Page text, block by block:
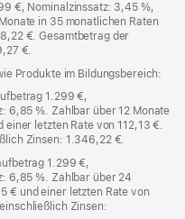
€, Nominalzinssatz: 3,45 %,
in 35 monatlichen Raten
€. Gesamtbetrag der
€.
Produkte im Bildungsbereich:
1.299 €,
6,85 %. Zahlbar über 12 Monate
einer letzten Rate von 112,13 €.
Zinsen: 1.346,22 €.
1.299 €,
6,85 %. Zahlbar über 24
€ und einer letzten Rate von
Zinsen: